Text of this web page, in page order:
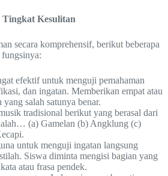
Kesulitan
secara komprehensif, berikut beberapa
fungsinya:
efektif untuk menguji pemahaman
dan ingatan. Memberikan empat atau
salah satunya benar.
tradisional berikut yang berasal dari
(a) Gamelan (b) Angklung (c)
untuk menguji ingatan langsung
Siswa diminta mengisi bagian yang
atau frasa pendek.